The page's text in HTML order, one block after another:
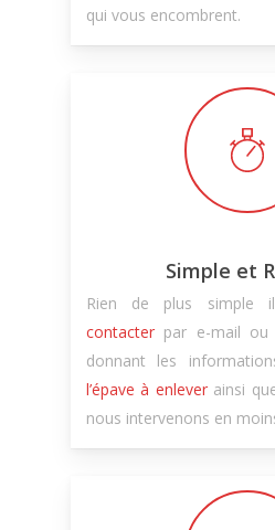
qui vous encombrent.
Simple et
Rien de plus
contacterpar e-mail ou
donnant les
l’épave à enleverainsi
nous intervenons en